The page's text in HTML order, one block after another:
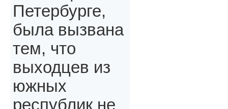
Петербурге,
была вызвана
тем, что
выходцев из
южных
республик не